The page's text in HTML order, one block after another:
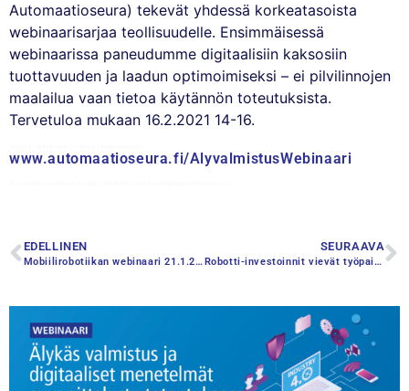
Automaatioseura) tekevät yhdessä korkeatasoista
webinaarisarjaa teollisuudelle. Ensimmäisessä
webinaarissa paneudumme digitaalisiin kaksosiin
tuottavuuden ja laadun optimoimiseksi – ei pilvilinnojen
maalailua vaan tietoa käytännön toteutuksista.
Tervetuloa mukaan 16.2.2021 14-16.
www.automaatioseura.fi/AlyvalmistusWebinaari
EDELLINEN
Mobiilirobotiikan webinaari 21.1.2021 16:00-17:00
SEURAAVA
Robotti-investoinnit vievät työpaikkoja